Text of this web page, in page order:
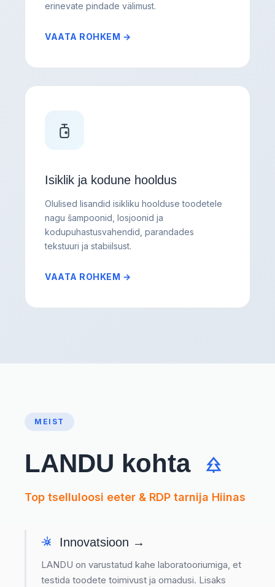
erinevate pindade välimust.
VAATA ROHKEM →
Isiklik ja kodune hooldus
Olulised lisandid isikliku hoolduse toodetele
nagu šampoonid, losjoonid ja
kodupuhastusvahendid, parandades
tekstuuri ja stabiilsust.
VAATA ROHKEM →
MEIST
LANDU kohta
Top tselluloosi eeter & RDP tarnija Hiinas
Innovatsioon →
LANDU on varustatud kahe laboratooriumiga, et
testida toodete toimivust ja omadusi. Lisaks